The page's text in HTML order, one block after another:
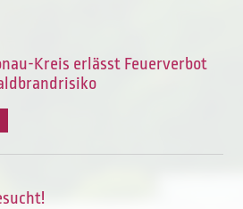
Kreis erlässt Feuerverbot